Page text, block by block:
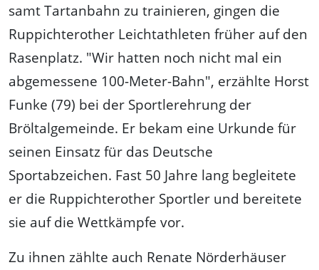
samt Tartanbahn zu trainieren, gingen die
Ruppichterother Leichtathleten früher auf den
Rasenplatz. "Wir hatten noch nicht mal ein
abgemessene 100-Meter-Bahn", erzählte Horst
Funke (79) bei der Sportlerehrung der
Bröltalgemeinde. Er bekam eine Urkunde für
seinen Einsatz für das Deutsche
Sportabzeichen. Fast 50 Jahre lang begleitete
er die Ruppichterother Sportler und bereitete
sie auf die Wettkämpfe vor.
Zu ihnen zählte auch Renate Nörderhäuser